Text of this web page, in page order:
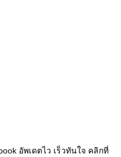
อัพเดตไว เร็วทันใจ คลิกที่